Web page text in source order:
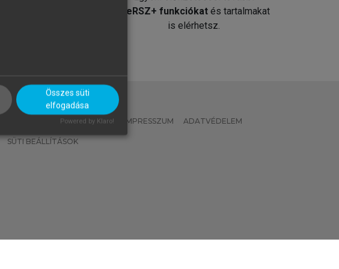
MeRSZ+ funkciókat és tartalmakat
is elérhetsz.
MI – ÁLTALÁNOS IRÁNYELVEK IMPRESSZUM ADATVÉDELEM
SÜTI BEÁLLÍTÁSOK
Összes süti
elfogadása
Powered by Klaro!